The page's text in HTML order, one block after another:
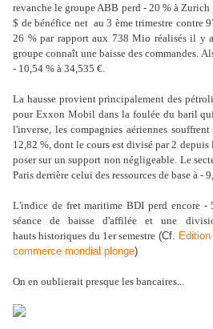
revanche le groupe ABB perd - 20 % à
$ de bénéfice net au 3 ème trimestre contre
26 % par rapport aux 738 Mio réalisés il y
groupe connaît une baisse des commandes.
- 10,54 % à 34,535 €.
La hausse provient principalement des
pour Exxon Mobil dans la foulée du baril
l'inverse, les compagnies aériennes
12,82 %, dont le cours est divisé par 2
poser sur un support non négligeable. Le
Paris derrière celui des ressources de base à -
L'indice de fret maritime BDI perd encore
séance de baisse d'affilée et une
hauts historiques du 1er semestre (Cf.
commerce mondial plonge)
On en oublierait presque les bancaires...